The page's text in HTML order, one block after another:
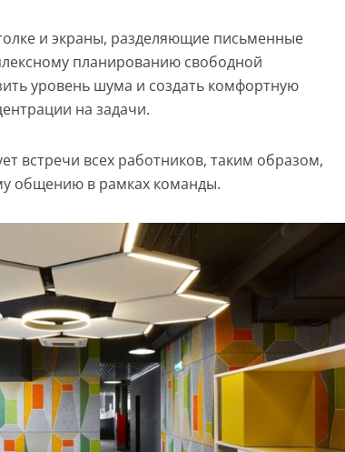
и экраны, разделяющие письменные
планированию свободной
уровень шума и создать комфортную
на задачи.
встречи всех работников, таким образом,
общению в рамках команды.